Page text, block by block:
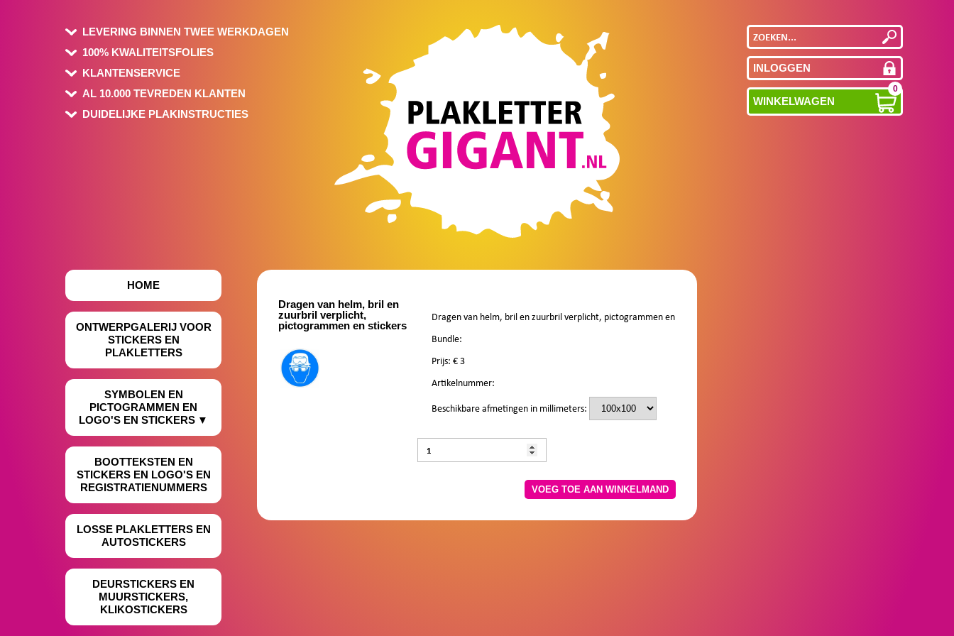
LEVERING BINNEN TWEE WERKDAGEN
100% KWALITEITSFOLIES
KLANTENSERVICE
AL 10.000 TEVREDEN KLANTEN
DUIDELIJKE PLAKINSTRUCTIES
INLOGGEN
WINKELWAGEN
0
HOME
ONTWERPGALERIJ VOOR
STICKERS EN
PLAKLETTERS
SYMBOLEN EN
PICTOGRAMMEN EN
LOGO'S EN STICKERS
BOOTTEKSTEN EN
STICKERS EN LOGO'S EN
REGISTRATIENUMMERS
LOSSE PLAKLETTERS EN
AUTOSTICKERS
DEURSTICKERS EN
MUURSTICKERS,
KLIKOSTICKERS
Dragen van helm, bril en
zuurbril verplicht,
pictogrammen en stickers
Bundle:
Prijs: €3
Artikelnummer:
Beschikbare afmetingen in millimeters:
VOEG TOE AAN WINKELMAND